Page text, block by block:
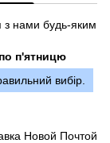
з нами будь-яким
п'ятницю
вибір.